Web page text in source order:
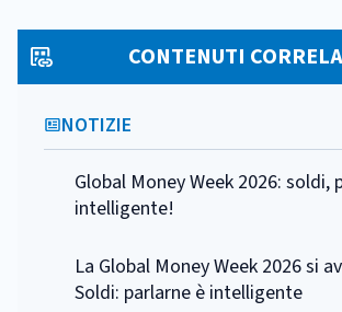
CONTENUTI
NOTIZIE
Global Money Week 2026: soldi,
intelligente!
La Global Money Week 2026 si
Soldi: parlarne è intelligente